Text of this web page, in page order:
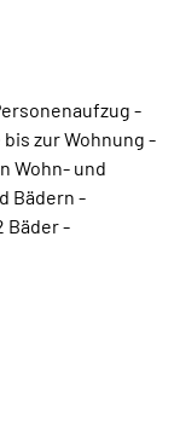
-
zur Wohnung -
Wohn- und
Bädern -
Bäder -